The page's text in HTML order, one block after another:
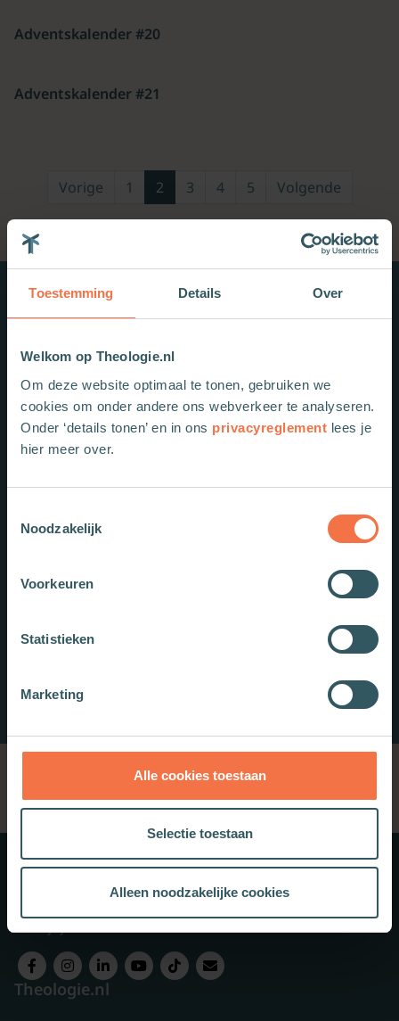
Toestemming Details Over
Welkom op Theologie.nl
Om deze website optimaal te tonen, gebruiken we
cookies om onder andere ons webverkeer te analyseren.
Onder ‘details tonen’ en in ons privacyreglement lees je
hier meer over.
Noodzakelijk
Voorkeuren
Statistieken
Marketing
Alle cookies toestaan
Selectie toestaan
Alleen noodzakelijke cookies
Adventskalender #20
Adventskalender #21
Vorige 1 2 3 4 5 Volgende
Nieuwe boeken
Meer weten?
Theologie.nl